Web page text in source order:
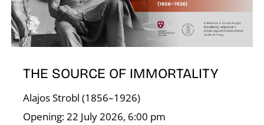
THE SOURCE OF IMMORTALITY
Alajos Strobl (1856–1926)
Opening: 22 July 2026, 6:00 pm